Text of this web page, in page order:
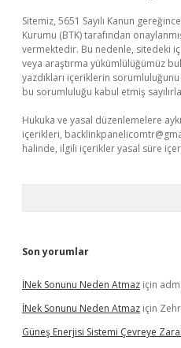
Sitemiz, 5651 Sayılı Kanun
Kurumu (BTK) tarafından
vermektedir. Bu nedenle, sitedeki
veya araştırma yükümlülüğümüz
yazdıkları içeriklerin
bu sorumluluğu kabul etmiş
Hukuka ve yasal düzenlemelere
içerikleri,
halinde, ilgili içerikler yasal süre
Son yorumlar
İNek Sonunu Neden Atmaz için
İNek Sonunu Neden Atmaz için
Güneş Enerjisi Sistemi Çevreye